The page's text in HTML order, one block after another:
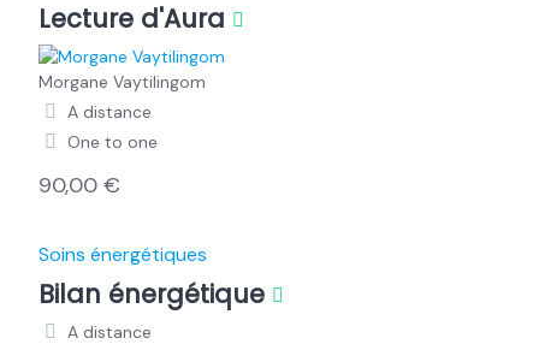
Lecture d'Aura
Morgane Vaytilingom
A distance
One to one
90,00 €
Soins énergétiques
Bilan énergétique
A distance